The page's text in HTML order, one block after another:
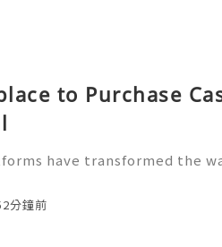
to Purchase
have transformed the
send funds, receive
on
分鐘前